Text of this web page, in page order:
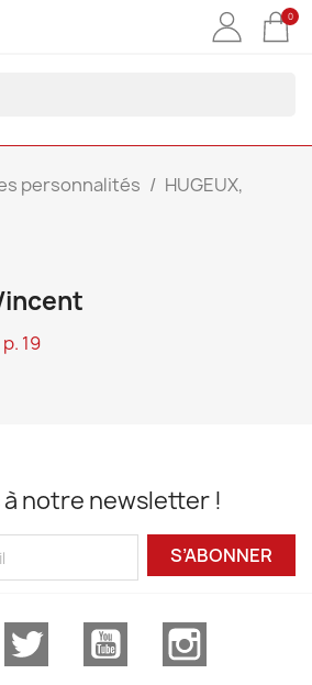
0
personnalités
HUGEUX,
p. 19
notre newsletter !
S’ABONNER
Twitter YouTube